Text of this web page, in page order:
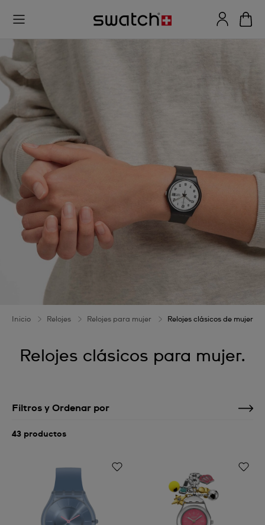
Inicio Relojes Relojes para mujer Relojes clásicos de mujer
Relojes clásicos para mujer.
Filtros y Ordenar por
43 productos